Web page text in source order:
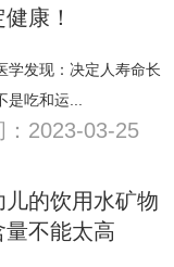
康！
学发现：决定人寿命长
是吃和运...
：2023-03-25
儿的饮用水矿物
量不能太高